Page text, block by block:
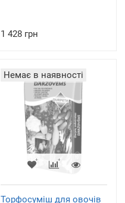
1 428 грн
Немає в наявності
Торфосуміш для овочів